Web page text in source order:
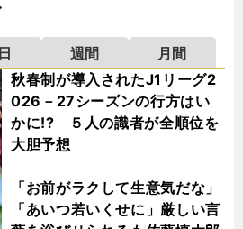
週間
月間
秋春制が導入されたJ1リーグ2
026－27シーズンの行方はい
かに!? ５人の識者が全順位を
大胆予想
「お前がラクして生意気だな」
「あいつ若いくせに」厳しい言